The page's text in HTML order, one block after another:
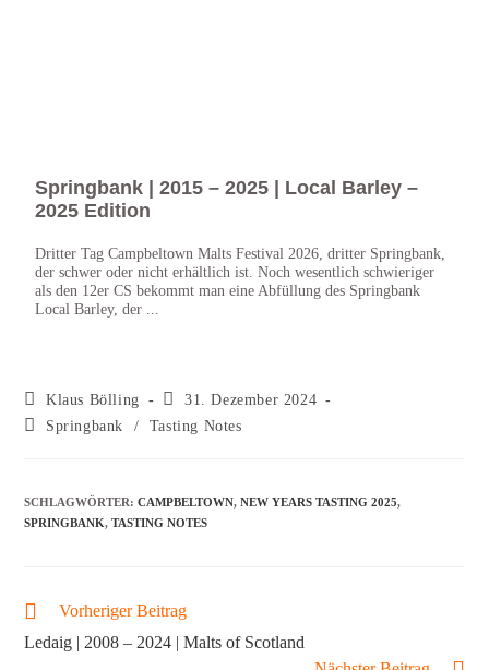
Springbank | 2015 – 2025 | Local Barley –
2025 Edition
Dritter Tag Campbeltown Malts Festival 2026, dritter Springbank,
der schwer oder nicht erhältlich ist. Noch wesentlich schwieriger
als den 12er CS bekommt man eine Abfüllung des Springbank
Local Barley, der ...
Klaus Bölling
31. Dezember 2024
Springbank
/ Tasting Notes
SCHLAGWÖRTER:CAMPBELTOWN, NEW YEARS TASTING 2025,
SPRINGBANK, TASTING NOTES
Vorheriger Beitrag
Ledaig | 2008 – 2024 | Malts of Scotland